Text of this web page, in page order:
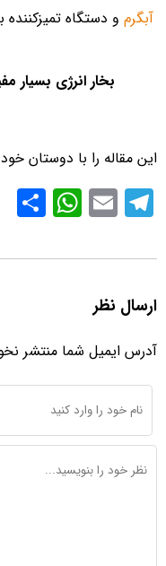
آبگرم و دستگاه
بخار انرژی بسیار
این مقاله را با دوستان
T
el
e
gr
a
m
E
m
ail
W
h
at
p
p
ارسال نظر
آدرس ایمیل شما منتشر